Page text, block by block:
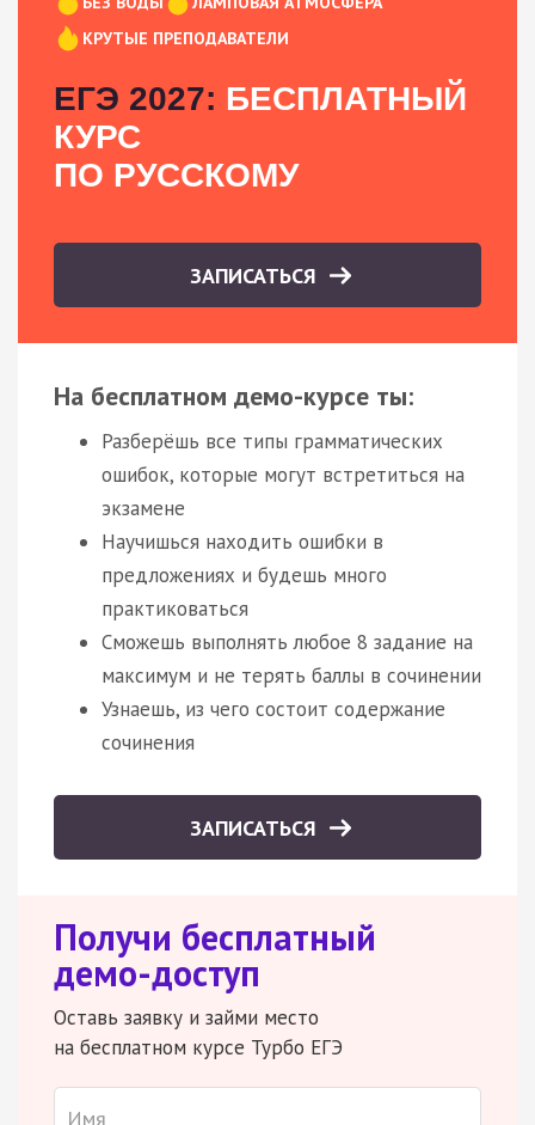
КРУТЫЕ ПРЕПОДАВАТЕЛИ
ЕГЭ 2027: БЕСПЛАТНЫЙ
КУРС
ПО РУССКОМУ
ЗАПИСАТЬСЯ
На бесплатном демо-курсе ты:
Разберёшь все типы грамматических
ошибок, которые могут встретиться на
экзамене
Научишься находить ошибки в
предложениях и будешь много
практиковаться
Сможешь выполнять любое 8 задание на
максимум и не терять баллы в сочинении
Узнаешь, из чего состоит содержание
сочинения
ЗАПИСАТЬСЯ
Получи бесплатный
демо-доступ
Оставь заявку и займи место
на бесплатном курсе Турбо ЕГЭ